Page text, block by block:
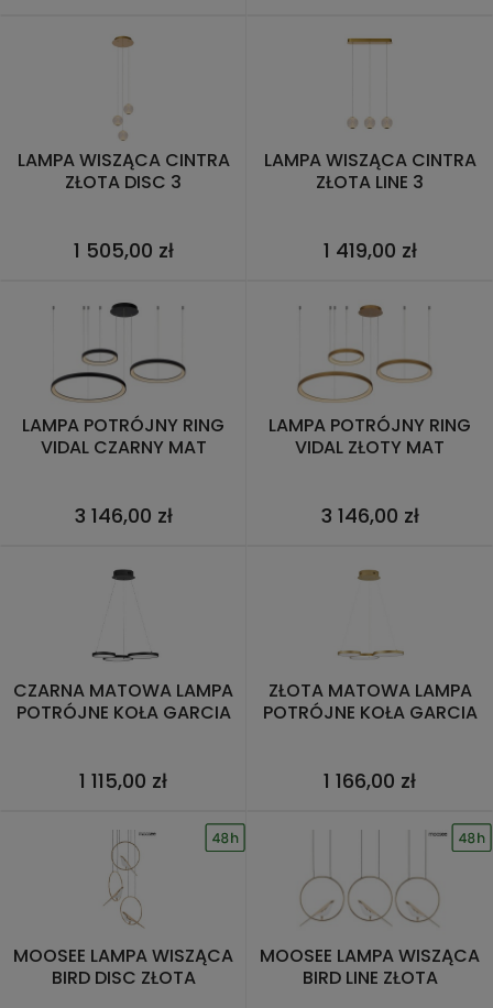
LAMPA WISZĄCA CINTRA
ZŁOTA DISC 3
1 505,00 zł
LAMPA WISZĄCA CINTRA
ZŁOTA LINE 3
1 419,00 zł
LAMPA POTRÓJNY RING
VIDAL CZARNY MAT
3 146,00 zł
LAMPA POTRÓJNY RING
VIDAL ZŁOTY MAT
3 146,00 zł
CZARNA MATOWA LAMPA
POTRÓJNE KOŁA GARCIA
1 115,00 zł
ZŁOTA MATOWA LAMPA
POTRÓJNE KOŁA GARCIA
1 166,00 zł
MOOSEE LAMPA WISZĄCA
BIRD DISC ZŁOTA
MOOSEE LAMPA WISZĄCA
BIRD LINE ZŁOTA